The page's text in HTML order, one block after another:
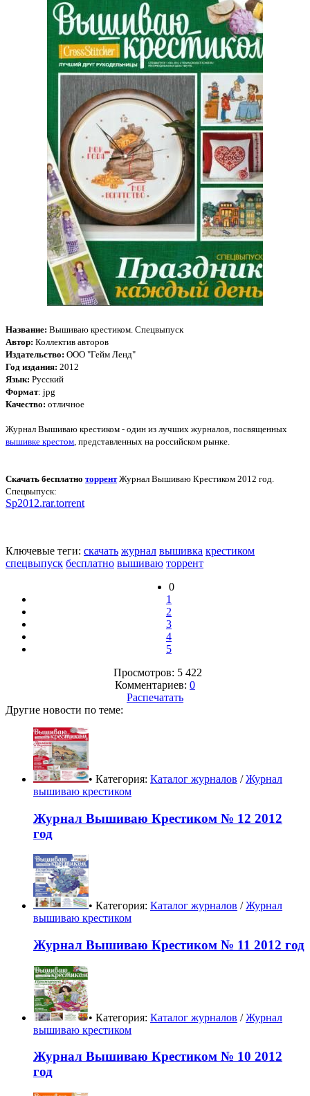
Название: Вышиваю крестиком. Спецвыпуск
Автор: Коллектив авторов
Издательство: ООО "Гейм Ленд"
Год издания: 2012
Язык: Русский
Формат: jpg
Качество: отличное
Журнал Вышиваю крестиком - один из лучших журналов, посвященных
вышивке крестом , представленных на российском рынке.
Скачать бесплатно торрентЖурнал Вышиваю Крестиком 2012 год.
Спецвыпуск:
Sp2012.rar.torrent
Ключевые теги: скачать журнал вышивка крестиком
спецвыпуск бесплатно вышиваю торрент
0
1
2
3
4
5
Просмотров: 5 422
Комментариев: 0
Распечатать
Другие новости по теме:
• Категория: Каталог журналов /Журнал
вышиваю крестиком
Журнал Вышиваю Крестиком № 12 2012
год
• Категория: Каталог журналов /Журнал
вышиваю крестиком
Журнал Вышиваю Крестиком № 11 2012 год
• Категория: Каталог журналов /Журнал
вышиваю крестиком
Журнал Вышиваю Крестиком № 10 2012
год